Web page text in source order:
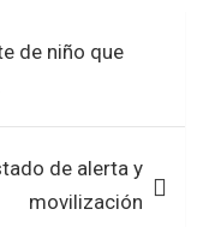
de niño que
de alerta y
movilización